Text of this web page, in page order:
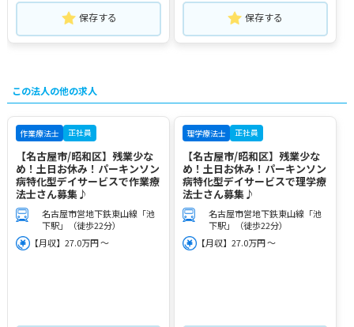
保存する 保存する
この法人の他の求人
作業療法士 正社員
【名古屋市/昭和区】残業少な
め！土日お休み！パーキンソン
病特化型デイサービスで作業療
法士さん募集♪
名古屋市営地下鉄東山線「池
下駅」（徒歩22分）
【月収】27.0万円 ～
理学療法士 正社員
【名古屋市/昭和区】残業少な
め！土日お休み！パーキンソン
病特化型デイサービスで理学療
法士さん募集♪
名古屋市営地下鉄東山線「池
下駅」（徒歩22分）
【月収】27.0万円 ～